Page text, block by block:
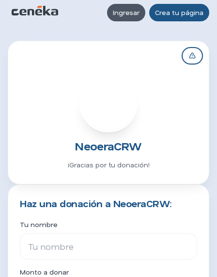
Ingresar Crea tu página
NeoeraCRW
¡Gracias por tu donación!
Haz una donación a NeoeraCRW:
Tu nombre
Monto a donar